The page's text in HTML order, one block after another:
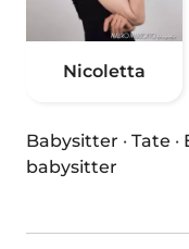
Nicoletta
Babysitter · Tate ·
babysitter